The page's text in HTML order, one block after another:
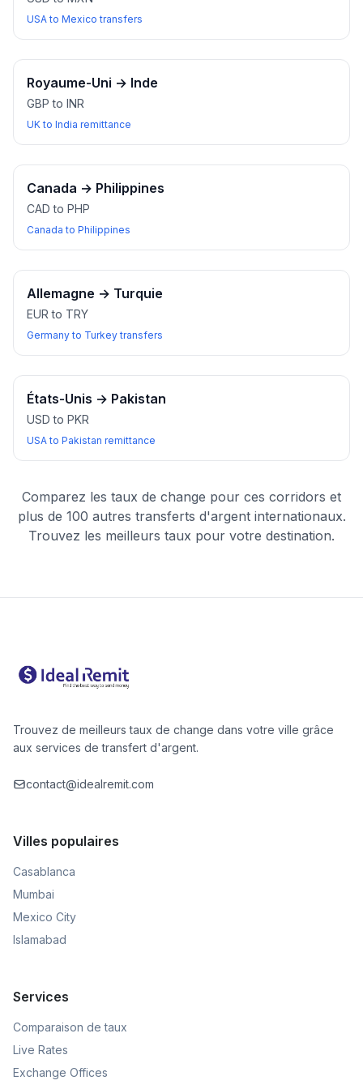
USA to Mexico transfers
Royaume-Uni → Inde
GBP to INR
UK to India remittance
Canada → Philippines
CAD to PHP
Canada to Philippines
Allemagne → Turquie
EUR to TRY
Germany to Turkey transfers
États-Unis → Pakistan
USD to PKR
USA to Pakistan remittance
Comparez les taux de change pour ces corridors et
plus de 100 autres transferts d'argent internationaux.
Trouvez les meilleurs taux pour votre destination.
Trouvez de meilleurs taux de change dans votre ville grâce
aux services de transfert d'argent.
contact@idealremit.com
Villes populaires
Casablanca
Mumbai
Mexico City
Islamabad
Services
Comparaison de taux
Live Rates
Exchange Offices